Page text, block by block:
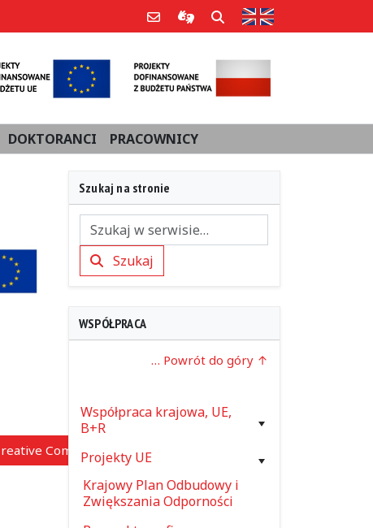
Poczta e-mailInformacje dla użytkowników
Szukaj Strona w języku
DOKTORANCI PRACOWNICY
Commons”)
Szukaj na stronie
SzukajSzukaj
WSPÓŁPRACA
… Powrót do góry
Współpraca krajowa, UE,
B+R
Projekty UE
Krajowy Plan Odbudowy i
Zwiększania Odporności